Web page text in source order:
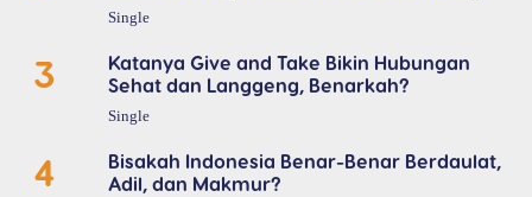
Single
3
Katanya Give and Take Bikin Hubungan
Sehat dan Langgeng, Benarkah?
Single
4
Bisakah Indonesia Benar-Benar Berdaulat,
Adil, dan Makmur?